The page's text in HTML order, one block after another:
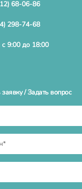
68-06-86
298-74-68
9:00 до 18:00
заявку / Задать вопрос